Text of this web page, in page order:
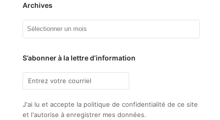
Archives
S’abonner à la lettre d’information
J'ai lu et accepte la politique de confidentialité de ce site
et l'autorise à enregistrer mes données.